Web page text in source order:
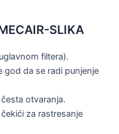
filtera).
god da se radi punjenje
otvaranja.
za rastresanje